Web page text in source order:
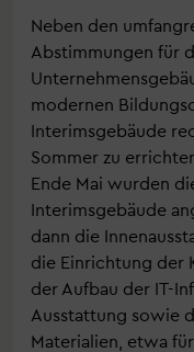
Neben den
Abstimmungen für
modernen
Interimsgebäude
Sommer zu
Ende Mai wurden
Interimsgebäude
dann die
die Einrichtung der
der Aufbau der IT-
Ausstattung sowie
Materialien, etwa